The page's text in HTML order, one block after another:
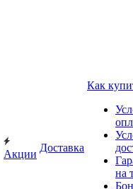
Акции
Доставка
Как
на